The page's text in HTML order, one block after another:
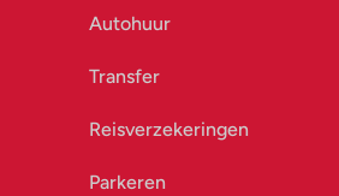
Autohuur
Transfer
Reisverzekeringen
Parkeren